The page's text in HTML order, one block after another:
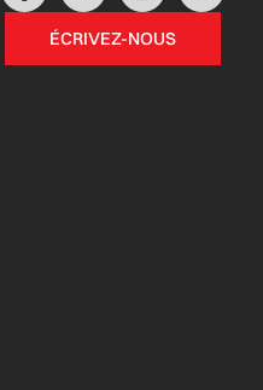
n
k
s
t
ÉCRIVEZ-NOUS